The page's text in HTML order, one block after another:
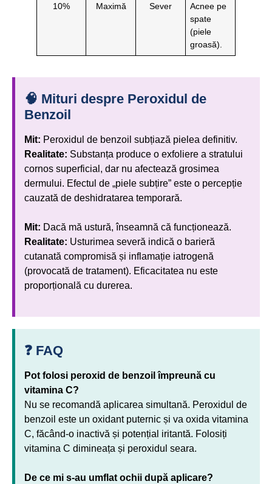
10% Maximă Sever
Acnee pe
spate
(piele
groasă).
🧠 Mituri despre Peroxidul de
Benzoil
Mit: Peroxidul de benzoil subțiază pielea definitiv.
Realitate: Substanța produce o exfoliere a stratului
cornos superficial, dar nu afectează grosimea
dermului. Efectul de „piele subțire” este o percepție
cauzată de deshidratarea temporară.
Mit: Dacă mă ustură, înseamnă că funcționează.
Realitate: Usturimea severă indică o barieră
cutanată compromisă și inflamație iatrogenă
(provocată de tratament). Eficacitatea nu este
proporțională cu durerea.
❓ FAQ
Pot folosi peroxid de benzoil împreună cu
vitamina C?
Nu se recomandă aplicarea simultană. Peroxidul de
benzoil este un oxidant puternic și va oxida vitamina
C, făcând-o inactivă și potențial iritantă. Folosiți
vitamina C dimineața și peroxidul seara.
De ce mi s-au umflat ochii după aplicare?